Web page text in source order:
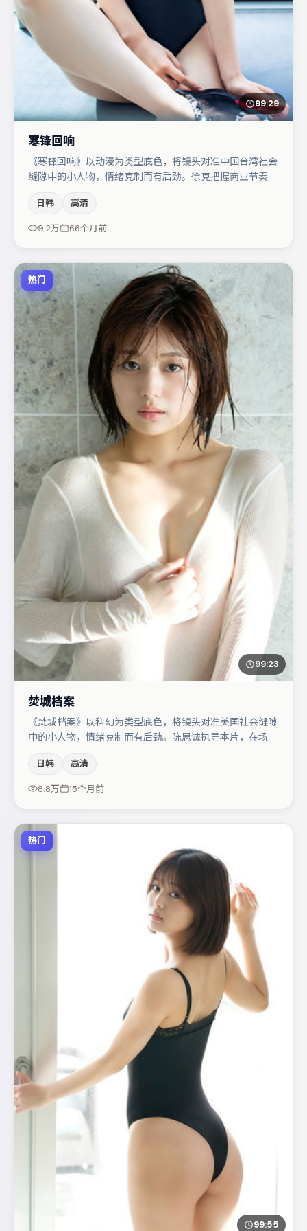
99:29
寒锋回响
《寒锋回响》以动漫为类型底色，将镜头对准中国台湾社会
缝隙中的小人物，情绪克制而有后劲。徐克把握商业节奏的
丝·皮尤在片中承担叙事驱动，沈腾、宋佳分别提供反差与
喜剧/悬疑调剂（视场次而定）。整体完成度较高，适合周
日韩 高清
9.2万 66个月前
热门
99:23
焚城档案
《焚城档案》以科幻为类型底色，将镜头对准美国社会缝隙
中的小人物，情绪克制而有后劲。陈思诚执导本片，在场面
刘在片中承担叙事驱动，马丽、肖央分别提供反差与喜剧/
悬疑调剂（视场次而定）。整体完成度较高，适合周末一口
日韩 高清
8.8万 15个月前
热门
99:55